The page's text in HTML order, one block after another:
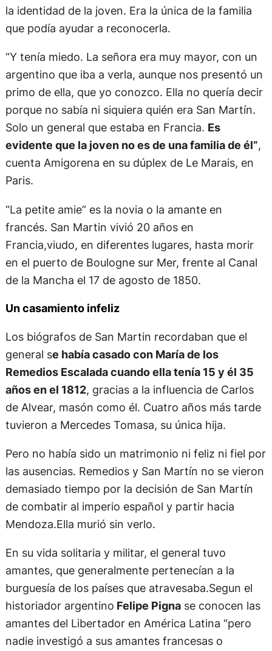
la identidad de la joven. Era la única de la familia
que podía ayudar a reconocerla.
“Y tenía miedo. La señora era muy mayor, con un
argentino que iba a verla, aunque nos presentó un
primo de ella, que yo conozco. Ella no quería decir
porque no sabía ni siquiera quién era San Martín.
Solo un general que estaba en Francia. Es
evidente que la joven no es de una familia de él”,
cuenta Amigorena en su dúplex de Le Marais, en
Paris.
“La petite amie” es la novia o la amante en
francés. San Martin vivió 20 años en
Francia,viudo, en diferentes lugares, hasta morir
en el puerto de Boulogne sur Mer, frente al Canal
de la Mancha el 17 de agosto de 1850.
Un casamiento infeliz
Los biógrafos de San Martin recordaban que el
general se había casado con María de los
Remedios Escalada cuando ella tenía 15 y él 35
años en el 1812, gracias a la influencia de Carlos
de Alvear, masón como él. Cuatro años más tarde
tuvieron a Mercedes Tomasa, su única hija.
Pero no había sido un matrimonio ni feliz ni fiel por
las ausencias. Remedios y San Martín no se vieron
demasiado tiempo por la decisión de San Martín
de combatir al imperio español y partir hacia
Mendoza.Ella murió sin verlo.
En su vida solitaria y militar, el general tuvo
amantes, que generalmente pertenecían a la
burguesía de los países que atravesaba.Segun el
historiador argentino Felipe Pignase conocen las
amantes del Libertador en América Latina “pero
nadie investigó a sus amantes francesas o